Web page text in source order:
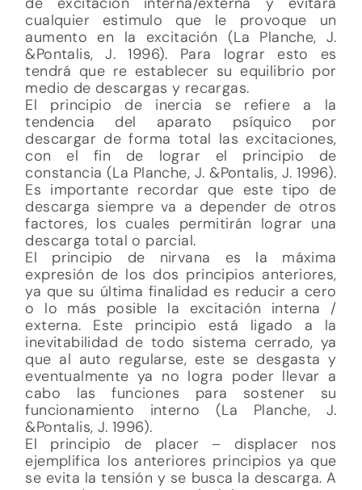
cualquier estimulo que le provoque un
aumento en la excitación (La Planche, J.
&Pontalis, J. 1996). Para lograr esto es
tendrá que re establecer su equilibrio por
medio de descargas y recargas.
El principio de inercia se refiere a la
tendencia del aparato psíquico por
descargar de forma total las excitaciones,
con el fin de lograr el principio de
constancia (La Planche, J. &Pontalis, J. 1996).
Es importante recordar que este tipo de
descarga siempre va a depender de otros
factores, los cuales permitirán lograr una
descarga total o parcial.
El principio de nirvana es la máxima
expresión de los dos principios anteriores,
ya que su última finalidad es reducir a cero
o lo más posible la excitación interna /
externa. Este principio está ligado a la
inevitabilidad de todo sistema cerrado, ya
que al auto regularse, este se desgasta y
eventualmente ya no logra poder llevar a
cabo las funciones para sostener su
funcionamiento interno (La Planche, J.
&Pontalis, J. 1996).
El principio de placer – displacer nos
ejemplifica los anteriores principios ya que
se evita la tensión y se busca la descarga. A